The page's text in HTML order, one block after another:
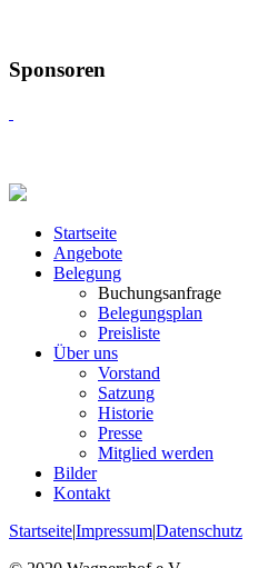
Sponsoren
Startseite
Angebote
Belegung
Buchungsanfrage
Belegungsplan
Preisliste
Über uns
Vorstand
Satzung
Historie
Presse
Mitglied werden
Bilder
Kontakt
Startseite|Impressum|Datenschutz